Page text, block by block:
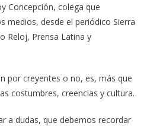
Concepción, colega que
medios, desde el periódico Sierra
Reloj, Prensa Latina y
por creyentes o no, es, más que
costumbres, creencias y cultura.
a dudas, que debemos recordar